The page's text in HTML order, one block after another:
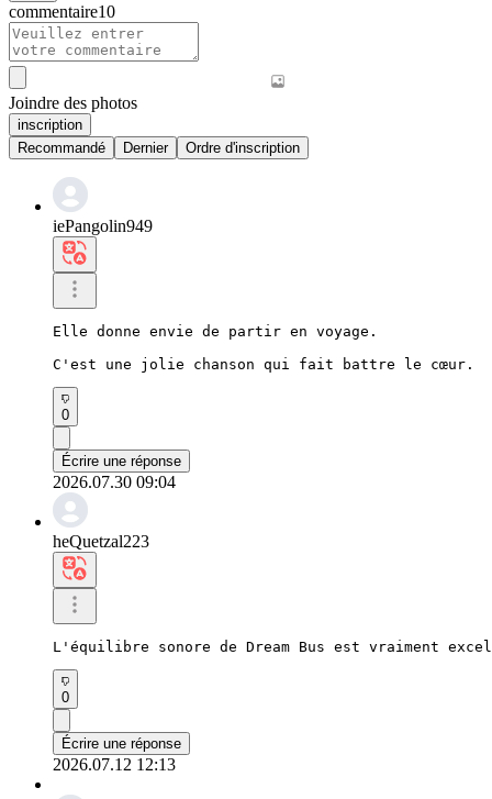
commentaire10
Joindre des photos
inscription
Recommandé
Dernier Ordre d'inscription
iePangolin949
Elle donne envie de partir en voyage.
C'est une jolie chanson qui fait battre le cœur.
0
Écrire une réponse
2026.07.30 09:04
heQuetzal223
L'équilibre sonore de Dream Bus est vraiment
0
Écrire une réponse
2026.07.12 12:13